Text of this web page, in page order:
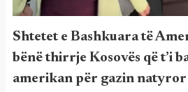
Shtetet e Bashkuara të
bënë thirrje Kosovës që t’i
amerikan për gazin